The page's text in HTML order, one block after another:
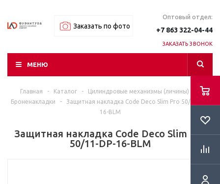
Заказать по фото
Оптовый отдел:
+7 863 322-04-44
ЗАКАЗАТЬ ЗВОНОК
МЕНЮ
Главная - Каталог - Цилиндровые механизмы (личины)
Броненакладки
-
Защитная накладка Code Deco Slim Pro 50/11-DP-
16-BLM
Защитная накладка Code Deco Slim Pro
50/11-DP-16-BLM